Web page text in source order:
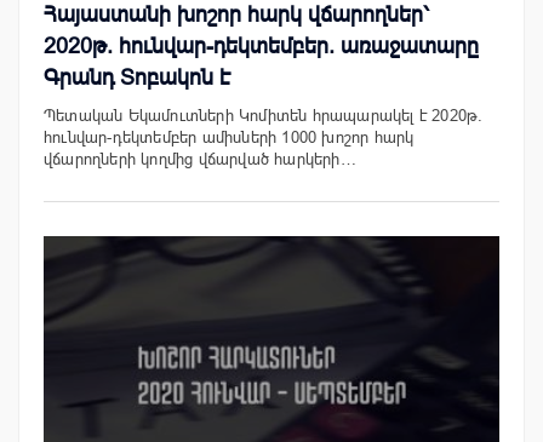
Հայաստանի խոշոր հարկ վճարողներ՝
2020թ. հունվար-դեկտեմբեր. առաջատարը
Գրանդ Տոբակոն է
Պետական Եկամուտների Կոմիտեն հրապարակել է 2020թ.
հունվար-դեկտեմբեր ամիսների 1000 խոշոր հարկ
վճարողների կողմից վճարված հարկերի…